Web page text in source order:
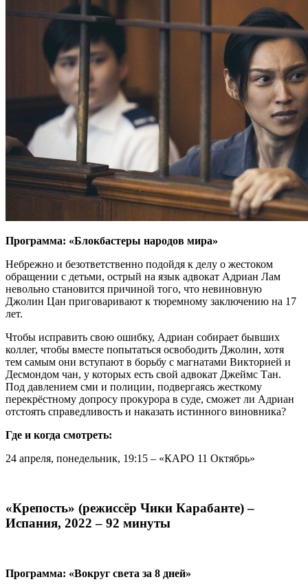
Программа: «Блокбастеры народов мира»
Небрежно и безответственно подойдя к делу о жестоком
обращении с детьми, острый на язык адвокат Адриан Лам
невольно становится причиной того, что невиновную
Джолин Цан приговаривают к тюремному заключению на 17
лет.
Чтобы исправить свою ошибку, Адриан собирает бывших
коллег, чтобы вместе попытаться освободить Джолин, хотя
тем самым они вступают в борьбу с магнатами Викторией и
Десмондом чан, у которых есть свой адвокат Джеймс Тан.
Под давлением сми и полиции, подвергаясь жесткому
перекрёстному допросу прокурора в суде, сможет ли Адриан
отстоять справедливость и наказать истинного виновника?
Где и когда смотреть:
24 апреля, понедельник, 19:15 – «КАРО 11 Октябрь»
«Крепость» (режиссёр Чики Карабанте) –
Испания, 2022 – 92 минуты
Программа: «Вокруг света за 8 дней»